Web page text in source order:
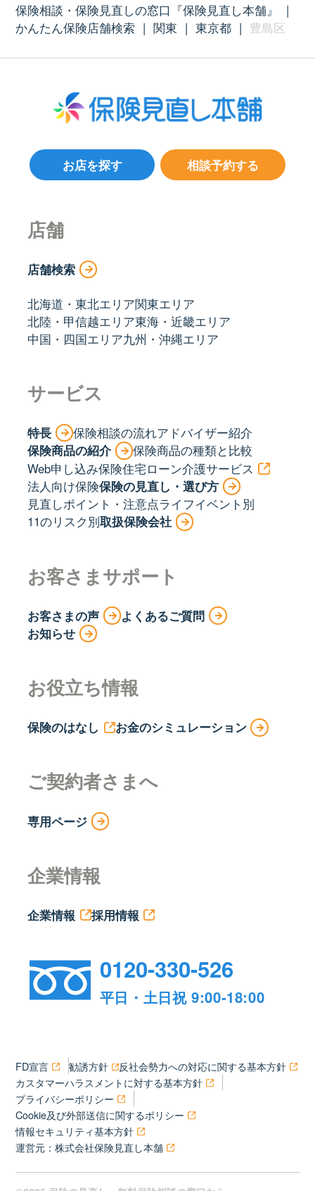
保険相談・保険見直しの窓口『保険見直し本舗』
|
かんたん保険店舗検索 | 関東 | 東京都 | 豊島区
相談予約する
お店を探す
店舗
店舗検索
北海道・東北エリア関東エリア
北陸・甲信越エリア東海・近畿エリア
中国・四国エリア九州・沖縄エリア
サービス
特長 保険相談の流れアドバイザー紹介
保険商品の紹介
保険商品の種類と比較
Web申し込み保険住宅ローン介護サービス
法人向け保険保険の見直し・選び方
見直しポイント・注意点ライフイベント別
11のリスク別取扱保険会社
お客さまサポート
お客さまの声
よくあるご質問
お知らせ
お役立ち情報
保険のはなし お金のシミュレーション
ご契約者さまへ
専用ページ
企業情報
企業情報 採用情報
0120-330-526
平日・土日祝 9:00-18:00
FD宣言 勧誘方針
反社会勢力への対応に関する基本方針
カスタマーハラスメントに対する基本方針
プライバシーポリシー
Cookie及び外部送信に関するポリシー
情報セキュリティ基本方針
運営元：株式会社保険見直し本舗